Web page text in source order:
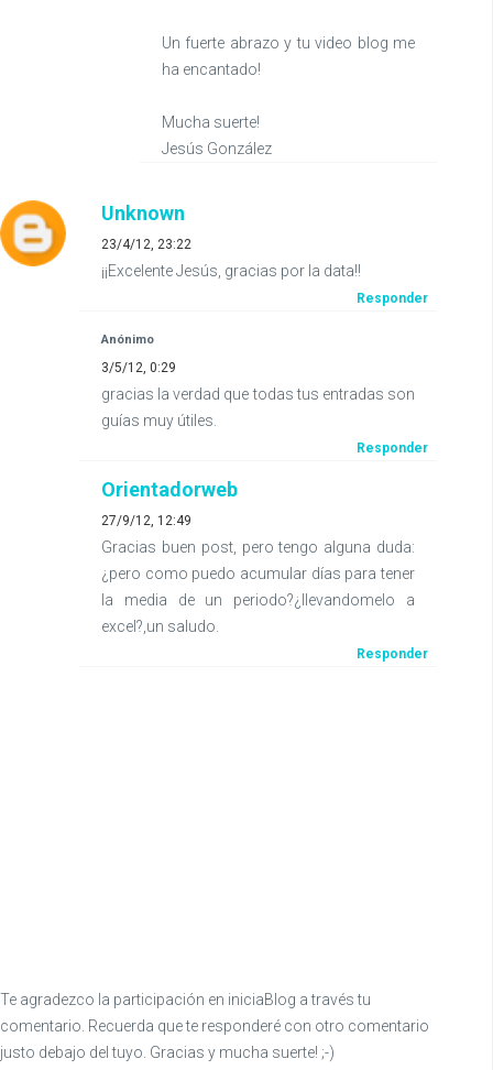
Un fuerte abrazo y tu video blog me
ha encantado!
Mucha suerte!
Jesús González
Unknown
23/4/12, 23:22
¡¡Excelente Jesús, gracias por la data!!
Responder
Anónimo
3/5/12, 0:29
gracias la verdad que todas tus entradas son
guías muy útiles.
Responder
Orientadorweb
27/9/12, 12:49
Gracias buen post, pero tengo alguna duda:
¿pero como puedo acumular días para tener
la media de un periodo?¿llevandomelo a
excel?,un saludo.
Responder
Te agradezco la participación en iniciaBlog a través tu
comentario. Recuerda que te responderé con otro comentario
justo debajo del tuyo. Gracias y mucha suerte! ;-)